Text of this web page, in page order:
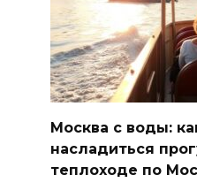
Москва с воды:
насладиться
теплоходе по